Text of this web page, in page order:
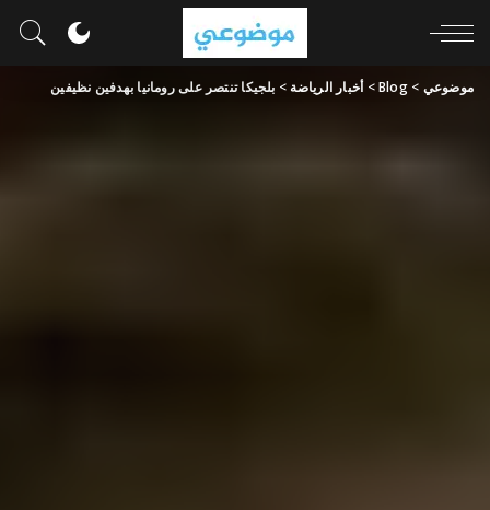
موضوعي >
Blog
>أخبار الرياضة > بلجيكا تنتصر على رومانيا بهدفين نظيفين